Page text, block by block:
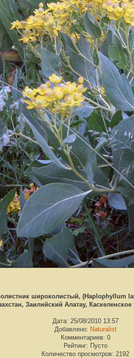
широколистый, (Haplophyllum
Заилийский Алатау,
Дата: 25/08/2010 13:57
Добавлено: Naturalist
Комментариев: 0
Рейтинг: Пусто
Количество просмотров: 2192